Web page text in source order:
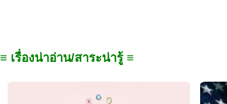
≡ เรื่องน่าอ่าน/สาระน่ารู้ ≡